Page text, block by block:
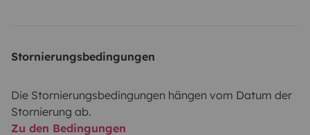
Stornierungsbedingungen
Die Stornierungsbedingungen hängen vom Datum der
Stornierung ab.
Zu den Bedingungen